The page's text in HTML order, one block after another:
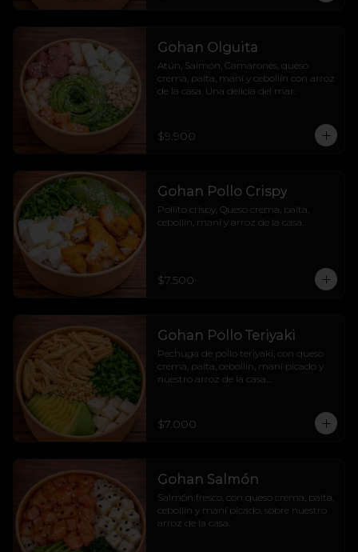
Gohan Olguita
Atún, Salmón, Camarones, queso
crema, palta, maní y cebollín con arroz
de la casa. Una delicia del mar.
$9.900
Gohan Pollo Crispy
Pollito crispy, Queso crema, palta,
cebollín, maní y arroz de la casa.
$7.500
Gohan Pollo Teriyaki
Pechuga de pollo teriyaki, con queso
crema, palta, cebollín, maní picado y
nuestro arroz de la casa.
$7.000
Gohan Salmón
Salmón fresco, con queso crema, palta,
cebollín y maní picado, sobre nuestro
arroz de la casa.